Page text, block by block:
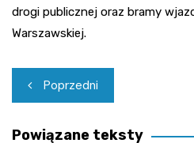
drogi publicznej oraz bramy
Warszawskiej.
Nawigacja
wpisu
Poprzedni
Powiązane teksty